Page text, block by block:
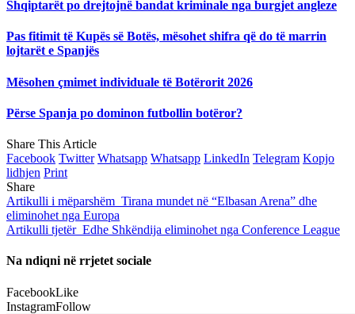
Shqiptarët po drejtojnë bandat kriminale nga burgjet angleze
Pas fitimit të Kupës së Botës, mësohet shifra që do të marrin
lojtarët e Spanjës
Mësohen çmimet individuale të Botërorit 2026
Përse Spanja po dominon futbollin botëror?
Share This Article
Facebook Twitter Whatsapp Whatsapp LinkedIn Telegram Kopjo
lidhjen Print
Share
Artikulli i mëparshëm Tirana mundet në “Elbasan Arena” dhe
eliminohet nga Europa
Artikulli tjetër Edhe Shkëndija eliminohet nga Conference League
Na ndiqni në rrjetet sociale
FacebookLike
InstagramFollow